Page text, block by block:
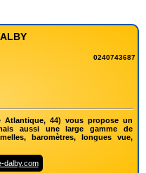
0240743687
Atlantique, 44) vous propose un
aussi une large gamme de
baromètres, longues vue,
dalby.com